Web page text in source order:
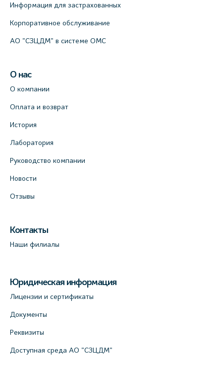
Информация для застрахованных
Корпоративное обслуживание
АО "СЗЦДМ" в системе ОМС
О нас
О компании
Оплата и возврат
История
Лаборатория
Руководство компании
Новости
Отзывы
Контакты
Наши филиалы
Юридическая информация
Лицензии и сертификаты
Документы
Реквизиты
Доступная среда АО "СЗЦДМ"